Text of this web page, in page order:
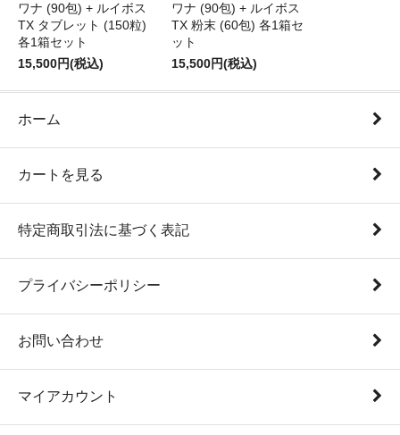
ワナ (90包) + ルイボス
TX タブレット (150粒)
各1箱セット
15,500円(税込)
ワナ (90包) + ルイボス
TX 粉末 (60包) 各1箱セ
ット
15,500円(税込)
ホーム
カートを見る
特定商取引法に基づく表記
プライバシーポリシー
お問い合わせ
マイアカウント